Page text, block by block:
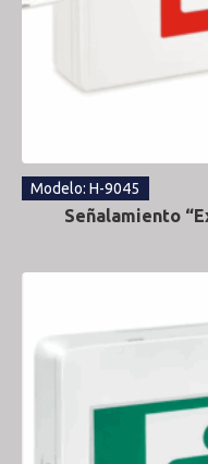
Modelo: H-9045
Señalamiento